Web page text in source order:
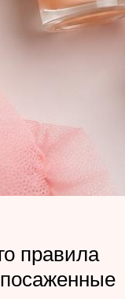
правила